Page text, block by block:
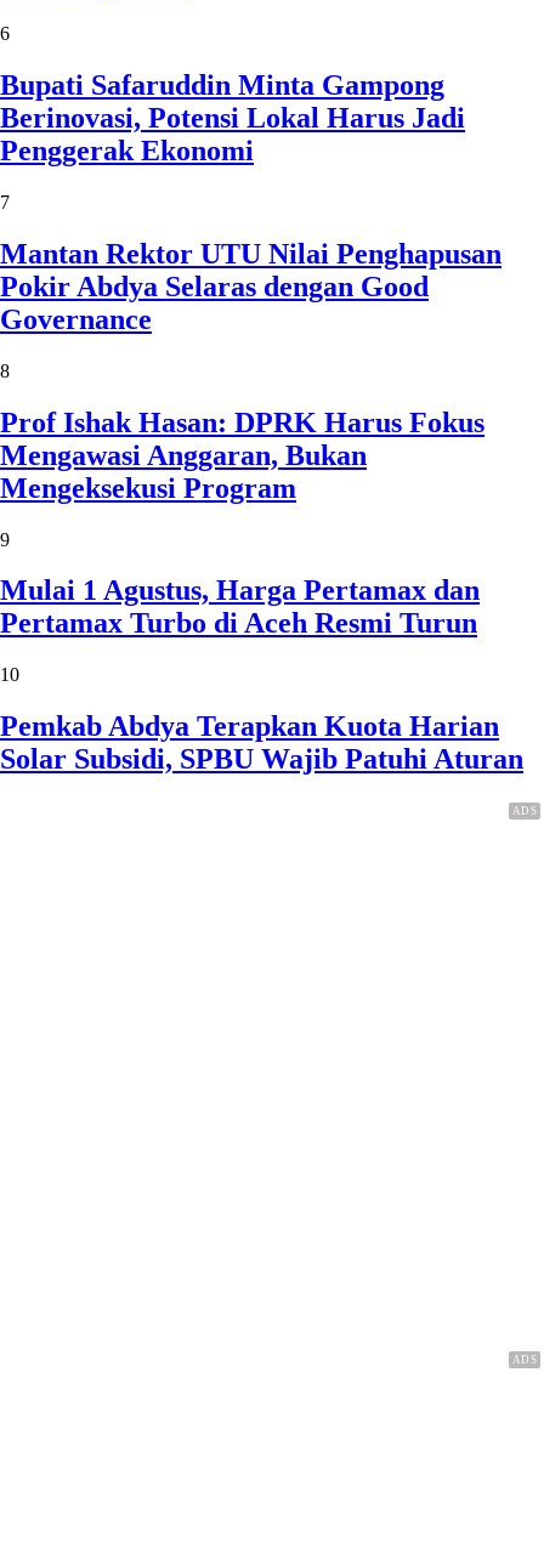
6
Bupati Safaruddin Minta Gampong
Berinovasi, Potensi Lokal Harus Jadi
Penggerak Ekonomi
7
Mantan Rektor UTU Nilai Penghapusan
Pokir Abdya Selaras dengan Good
Governance
8
Prof Ishak Hasan: DPRK Harus Fokus
Mengawasi Anggaran, Bukan
Mengeksekusi Program
9
Mulai 1 Agustus, Harga Pertamax dan
Pertamax Turbo di Aceh Resmi Turun
10
Pemkab Abdya Terapkan Kuota Harian
Solar Subsidi, SPBU Wajib Patuhi Aturan